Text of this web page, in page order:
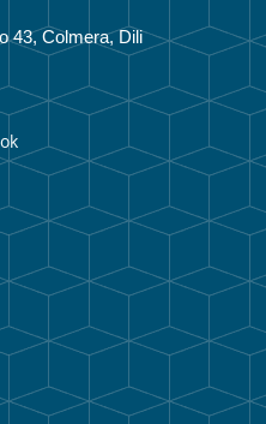
43, Colmera, Dili